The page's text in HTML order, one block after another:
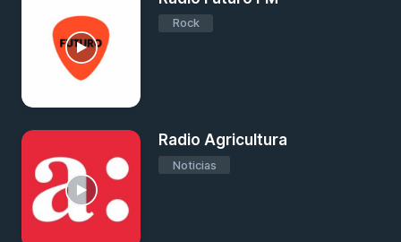
Rock
Radio Agricultura
Noticias